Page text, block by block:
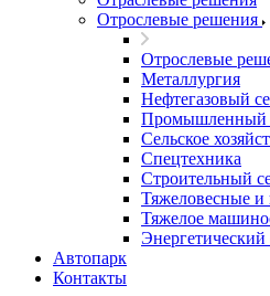
Отрослевые решения
Отрослевые
Металлургия
Нефтегазовый
Промышленный
Сельское
Спецтехника
Строительный
Тяжеловесные и
Тяжелое
Энергетический
Автопарк
Контакты